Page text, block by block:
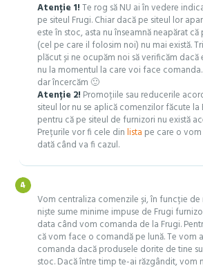
Atenție 1!Te rog să NU ai în vedere
pe siteul Frugi. Chiar dacă pe siteul lor
este în stoc, asta nu înseamnă neapărat
(cel pe care il folosim noi) nu mai există.
plăcut și ne ocupăm noi să verificăm dacă
nu la momentul la care voi face
dar încercăm 🙂
Atenție 2! Promoțiile sau reducerile
siteul lor nu se aplică comenzilor făcute la
pentru că pe siteul de furnizori nu există
Prețurile vor fi cele dinlista pe care o
dată când va fi cazul.
Vom centraliza comenzile și, în funcție de
niște sume minime impuse de Frugi
data când vom comanda de la Frugi.
că vom face o comandă pe lună. Te vom
comanda dacă produsele dorite de tine
stoc. Dacă între timp te-ai răzgândit, vom